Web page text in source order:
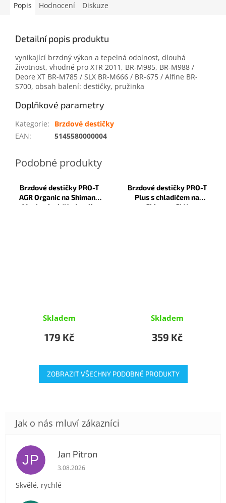
Popis Hodnocení Diskuze
Detailní popis produktu
vynikající brzdný výkon a tepelná odolnost, dlouhá
životnost, vhodné pro XTR 2011, BR-M985, BR-M988 /
Deore XT BR-M785 / SLX BR-M666 / BR-675 / Alfine BR-
S700, obsah balení: destičky, pružinka
Doplňkové parametry
Kategorie:
Brzdové destičky
EAN: 5145580000004
Brzdové destičky PRO-T
AGR Organic na Shimano
Mechanical/Hydraulic
Skladem
179 Kč
Brzdové destičky PRO-T
Plus s chladičem na
Shimano SLX
Skladem
359 Kč
ZOBRAZIT VŠECHNY PODOBNÉ PRODUKTY
JP Jan Pitron
Hodnocení obchodu je 5 z 5 hvězdiček.
3.08.2026
Skvělé, rychlé